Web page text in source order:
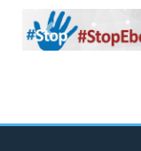
Previous